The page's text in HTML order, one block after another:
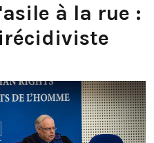
à la rue :